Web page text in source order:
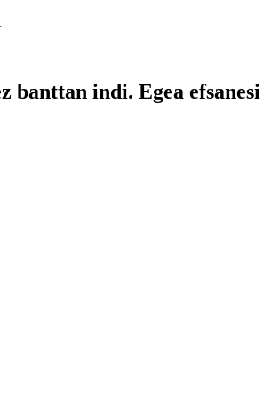
banttan indi. Egea efsanesi